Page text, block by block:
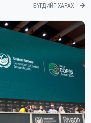
БҮГДИЙГ ХАРАХ